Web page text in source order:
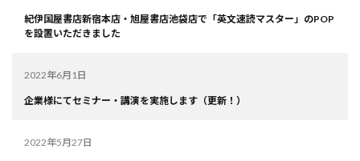
紀伊国屋書店新宿本店・旭屋書店池袋店で「英文速読マスター」のPOP
を設置いただきました
2022年6月1日
企業様にてセミナー・講演を実施します（更新！）
2022年5月27日